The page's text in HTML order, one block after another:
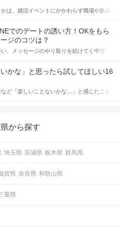
表示
い
は、婚活イベントにかかわらず職場や飲み
にも左右されます。 これから恋人作りを本
いる方は、女性が異性を求めて出すサイン
正しい行動に移せるかどうかが重要。 この
かけて欲しい時に出すサインとその心理を
に繋げるべきかをご紹介していきます。
でのデートの誘い方！OKをもら
ジのコツは？
、メッセージのやり取りを続けてく中で
う誘ったらいいの？」とお困りの男性もいら
でしょうか。 そこで今回は、男性から女性へ
誘い方のコツをご紹介します。例文も混じ
、ぜひ参考にしてください。
いかな」と思ったら試してほしい16
ど「楽しいことないかな…」と感じたこと
アを集めました♪ いままさに楽しいことを探し
から探す
埼玉県 茨城県 栃木県 群馬県
賀県 奈良県 和歌山県
重県